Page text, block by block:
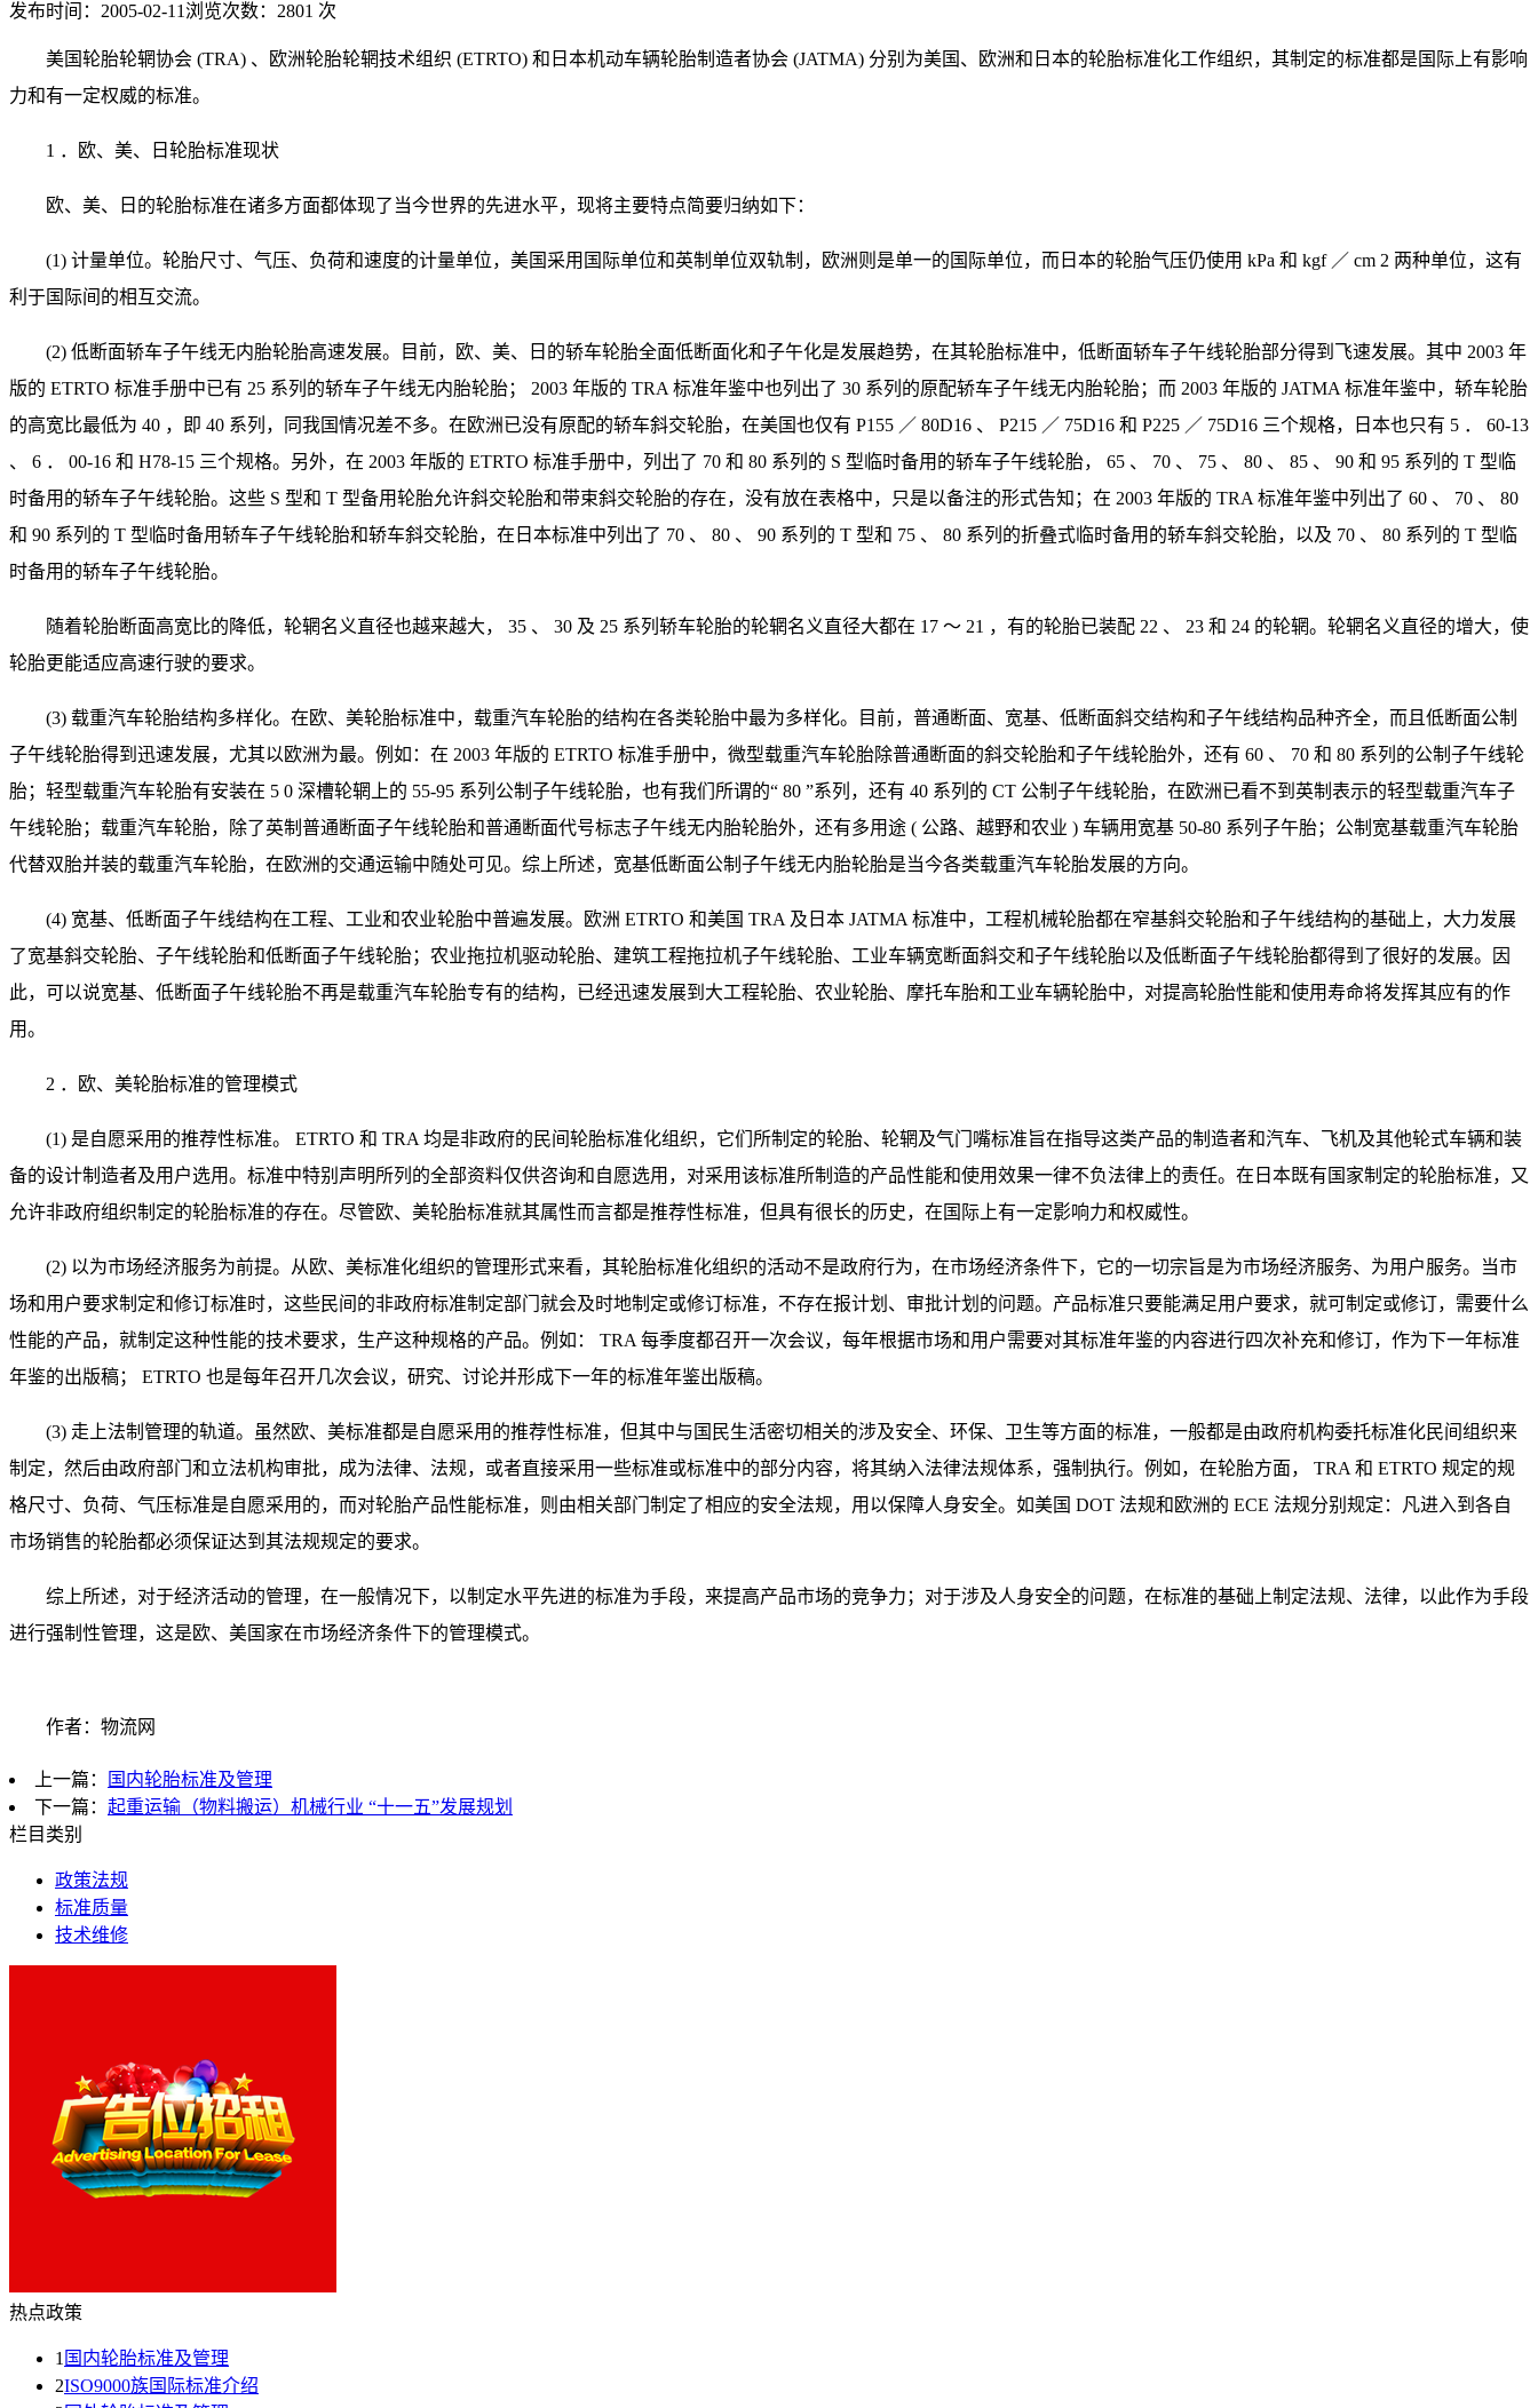
发布时间： 2005-02-11 浏览次数： 2801 次
美国轮胎轮辋协会 (TRA) 、欧洲轮胎轮辋技术组织 (ETRTO) 和日本机动车辆轮胎制造者协会 (JATMA) 分别为美国、欧洲和日本的轮胎标准化工作组织，其制定的标准都是国际上有影响
力和有一定权威的标准。
1 ．欧、美、日轮胎标准现状
欧、美、日的轮胎标准在诸多方面都体现了当今世界的先进水平，现将主要特点简要归纳如下：
(1) 计量单位。轮胎尺寸、气压、负荷和速度的计量单位，美国采用国际单位和英制单位双轨制，欧洲则是单一的国际单位，而日本的轮胎气压仍使用 kPa 和 kgf ／ cm 2 两种单位，这有
利于国际间的相互交流。
(2) 低断面轿车子午线无内胎轮胎高速发展。目前，欧、美、日的轿车轮胎全面低断面化和子午化是发展趋势，在其轮胎标准中，低断面轿车子午线轮胎部分得到飞速发展。其中 2003 年
版的 ETRTO 标准手册中已有 25 系列的轿车子午线无内胎轮胎； 2003 年版的 TRA 标准年鉴中也列出了 30 系列的原配轿车子午线无内胎轮胎；而 2003 年版的 JATMA 标准年鉴中，轿车轮胎
的高宽比最低为 40 ，即 40 系列，同我国情况差不多。在欧洲已没有原配的轿车斜交轮胎，在美国也仅有 P155 ／ 80D16 、 P215 ／ 75D16 和 P225 ／ 75D16 三个规格，日本也只有 5 ． 60-13
、 6 ． 00-16 和 H78-15 三个规格。另外，在 2003 年版的 ETRTO 标准手册中，列出了 70 和 80 系列的 S 型临时备用的轿车子午线轮胎， 65 、 70 、 75 、 80 、 85 、 90 和 95 系列的 T 型临
时备用的轿车子午线轮胎。这些 S 型和 T 型备用轮胎允许斜交轮胎和带束斜交轮胎的存在，没有放在表格中，只是以备注的形式告知；在 2003 年版的 TRA 标准年鉴中列出了 60 、 70 、 80
和 90 系列的 T 型临时备用轿车子午线轮胎和轿车斜交轮胎，在日本标准中列出了 70 、 80 、 90 系列的 T 型和 75 、 80 系列的折叠式临时备用的轿车斜交轮胎，以及 70 、 80 系列的 T 型临
时备用的轿车子午线轮胎。
随着轮胎断面高宽比的降低，轮辋名义直径也越来越大， 35 、 30 及 25 系列轿车轮胎的轮辋名义直径大都在 17 ～ 21 ，有的轮胎已装配 22 、 23 和 24 的轮辋。轮辋名义直径的增大，使
轮胎更能适应高速行驶的要求。
(3) 载重汽车轮胎结构多样化。在欧、美轮胎标准中，载重汽车轮胎的结构在各类轮胎中最为多样化。目前，普通断面、宽基、低断面斜交结构和子午线结构品种齐全，而且低断面公制
子午线轮胎得到迅速发展，尤其以欧洲为最。例如：在 2003 年版的 ETRTO 标准手册中，微型载重汽车轮胎除普通断面的斜交轮胎和子午线轮胎外，还有 60 、 70 和 80 系列的公制子午线轮
胎；轻型载重汽车轮胎有安装在 5 0 深槽轮辋上的 55-95 系列公制子午线轮胎，也有我们所谓的“ 80 ”系列，还有 40 系列的 CT 公制子午线轮胎，在欧洲已看不到英制表示的轻型载重汽车子
午线轮胎；载重汽车轮胎，除了英制普通断面子午线轮胎和普通断面代号标志子午线无内胎轮胎外，还有多用途 ( 公路、越野和农业 ) 车辆用宽基 50-80 系列子午胎；公制宽基载重汽车轮胎
代替双胎并装的载重汽车轮胎，在欧洲的交通运输中随处可见。综上所述，宽基低断面公制子午线无内胎轮胎是当今各类载重汽车轮胎发展的方向。
(4) 宽基、低断面子午线结构在工程、工业和农业轮胎中普遍发展。欧洲 ETRTO 和美国 TRA 及日本 JATMA 标准中，工程机械轮胎都在窄基斜交轮胎和子午线结构的基础上，大力发展
了宽基斜交轮胎、子午线轮胎和低断面子午线轮胎；农业拖拉机驱动轮胎、建筑工程拖拉机子午线轮胎、工业车辆宽断面斜交和子午线轮胎以及低断面子午线轮胎都得到了很好的发展。因
此，可以说宽基、低断面子午线轮胎不再是载重汽车轮胎专有的结构，已经迅速发展到大工程轮胎、农业轮胎、摩托车胎和工业车辆轮胎中，对提高轮胎性能和使用寿命将发挥其应有的作
用。
2 ．欧、美轮胎标准的管理模式
(1) 是自愿采用的推荐性标准。 ETRTO 和 TRA 均是非政府的民间轮胎标准化组织，它们所制定的轮胎、轮辋及气门嘴标准旨在指导这类产品的制造者和汽车、飞机及其他轮式车辆和装
备的设计制造者及用户选用。标准中特别声明所列的全部资料仅供咨询和自愿选用，对采用该标准所制造的产品性能和使用效果一律不负法律上的责任。在日本既有国家制定的轮胎标准，又
允许非政府组织制定的轮胎标准的存在。尽管欧、美轮胎标准就其属性而言都是推荐性标准，但具有很长的历史，在国际上有一定影响力和权威性。
(2) 以为市场经济服务为前提。从欧、美标准化组织的管理形式来看，其轮胎标准化组织的活动不是政府行为，在市场经济条件下，它的一切宗旨是为市场经济服务、为用户服务。当市
场和用户要求制定和修订标准时，这些民间的非政府标准制定部门就会及时地制定或修订标准，不存在报计划、审批计划的问题。产品标准只要能满足用户要求，就可制定或修订，需要什么
性能的产品，就制定这种性能的技术要求，生产这种规格的产品。例如： TRA 每季度都召开一次会议，每年根据市场和用户需要对其标准年鉴的内容进行四次补充和修订，作为下一年标准
年鉴的出版稿； ETRTO 也是每年召开几次会议，研究、讨论并形成下一年的标准年鉴出版稿。
(3) 走上法制管理的轨道。虽然欧、美标准都是自愿采用的推荐性标准，但其中与国民生活密切相关的涉及安全、环保、卫生等方面的标准，一般都是由政府机构委托标准化民间组织来
制定，然后由政府部门和立法机构审批，成为法律、法规，或者直接采用一些标准或标准中的部分内容，将其纳入法律法规体系，强制执行。例如，在轮胎方面， TRA 和 ETRTO 规定的规
格尺寸、负荷、气压标准是自愿采用的，而对轮胎产品性能标准，则由相关部门制定了相应的安全法规，用以保障人身安全。如美国 DOT 法规和欧洲的 ECE 法规分别规定：凡进入到各自
市场销售的轮胎都必须保证达到其法规规定的要求。
综上所述，对于经济活动的管理，在一般情况下，以制定水平先进的标准为手段，来提高产品市场的竞争力；对于涉及人身安全的问题，在标准的基础上制定法规、法律，以此作为手段
进行强制性管理，这是欧、美国家在市场经济条件下的管理模式。
作者：物流网
上一篇：
国内轮胎标准及管理
下一篇： 起重运输（物料搬运）机械行业 “十一五”发展规划
栏目类别
政策法规
标准质量
技术维修
热点政策
1 国内轮胎标准及管理
2ISO9000族国际标准介绍